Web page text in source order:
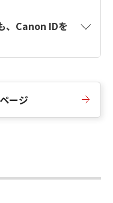
、Canon IDを
ージ